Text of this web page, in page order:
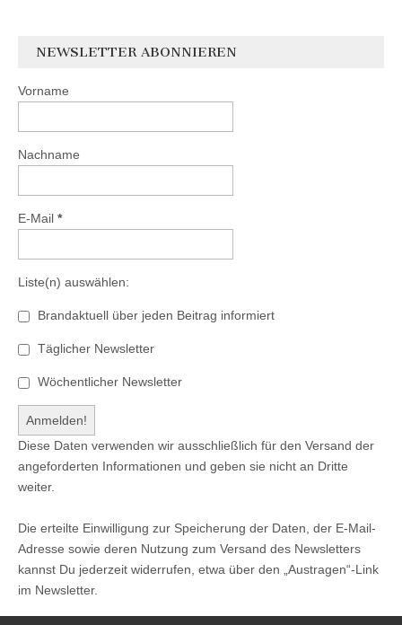
NEWSLETTER ABONNIEREN
Vorname
Nachname
E-Mail *
Liste(n) auswählen:
Brandaktuell über jeden Beitrag informiert
Täglicher Newsletter
Wöchentlicher Newsletter
Diese Daten verwenden wir ausschließlich für den Versand der
angeforderten Informationen und geben sie nicht an Dritte
weiter.
Die erteilte Einwilligung zur Speicherung der Daten, der E-Mail-
Adresse sowie deren Nutzung zum Versand des Newsletters
kannst Du jederzeit widerrufen, etwa über den „Austragen“-Link
im Newsletter.